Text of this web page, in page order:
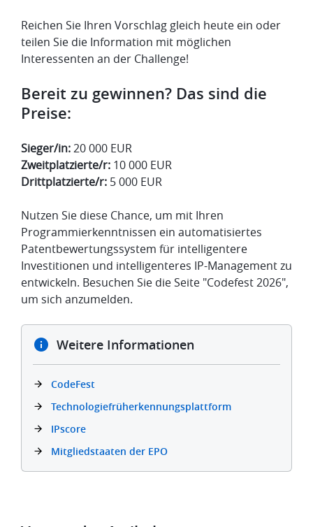
Reichen Sie Ihren Vorschlag gleich heute ein oder
teilen Sie die Information mit möglichen
Interessenten an der Challenge!
Bereit zu gewinnen? Das sind die
Preise:
Sieger/in:20 000 EUR
Zweitplatzierte/r: 10 000 EUR
Drittplatzierte/r: 5 000 EUR
Nutzen Sie diese Chance, um mit Ihren
Programmierkenntnissen ein automatisiertes
Patentbewertungssystem für intelligentere
Investitionen und intelligenteres IP-Management zu
entwickeln. Besuchen Sie die Seite "Codefest 2026",
um sich anzumelden.
Weitere Informationen
CodeFest
Technologiefrüherkennungsplattform
IPscore
Mitgliedstaaten der EPO